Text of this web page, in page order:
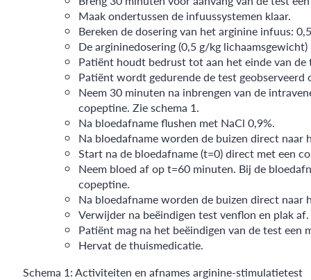
Maak ondertussen de infuussystemen klaar.
Bereken de dosering van het arginine infuus:
De argininedosering (0,5 g/kg
Patiënt houdt bedrust tot aan het einde van
Patiënt wordt gedurende de test
Neem 30 minuten na inbrengen van de
copeptine. Zie schema 1.
Na bloedafname flushen met NaCl 0,9%.
Na bloedafname worden de buizen direct naar
Start na de bloedafname (t=0) direct met een
Neem bloed af op t=60 minuten. Bij de
copeptine.
Na bloedafname worden de buizen direct naar
Verwijder na beëindigen test venflon en plak af.
Patiënt mag na het beëindigen van de test een
Hervat de thuismedicatie.
Schema 1: Activiteiten en afnames arginine-stimulatietest